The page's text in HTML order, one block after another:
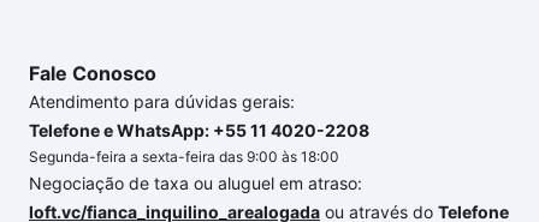
Fale Conosco
Atendimento para dúvidas gerais:
Telefone e WhatsApp: +55 11 4020-2208
Segunda-feira a sexta-feira das 9:00 às 18:00
Negociação de taxa ou aluguel em atraso:
loft.vc/fianca_inquilino_arealogada ou através do Telefone